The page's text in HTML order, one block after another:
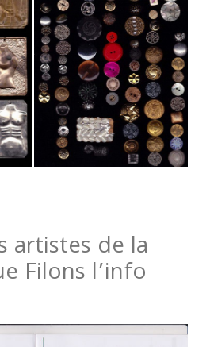
artistes de la
Filons l’info